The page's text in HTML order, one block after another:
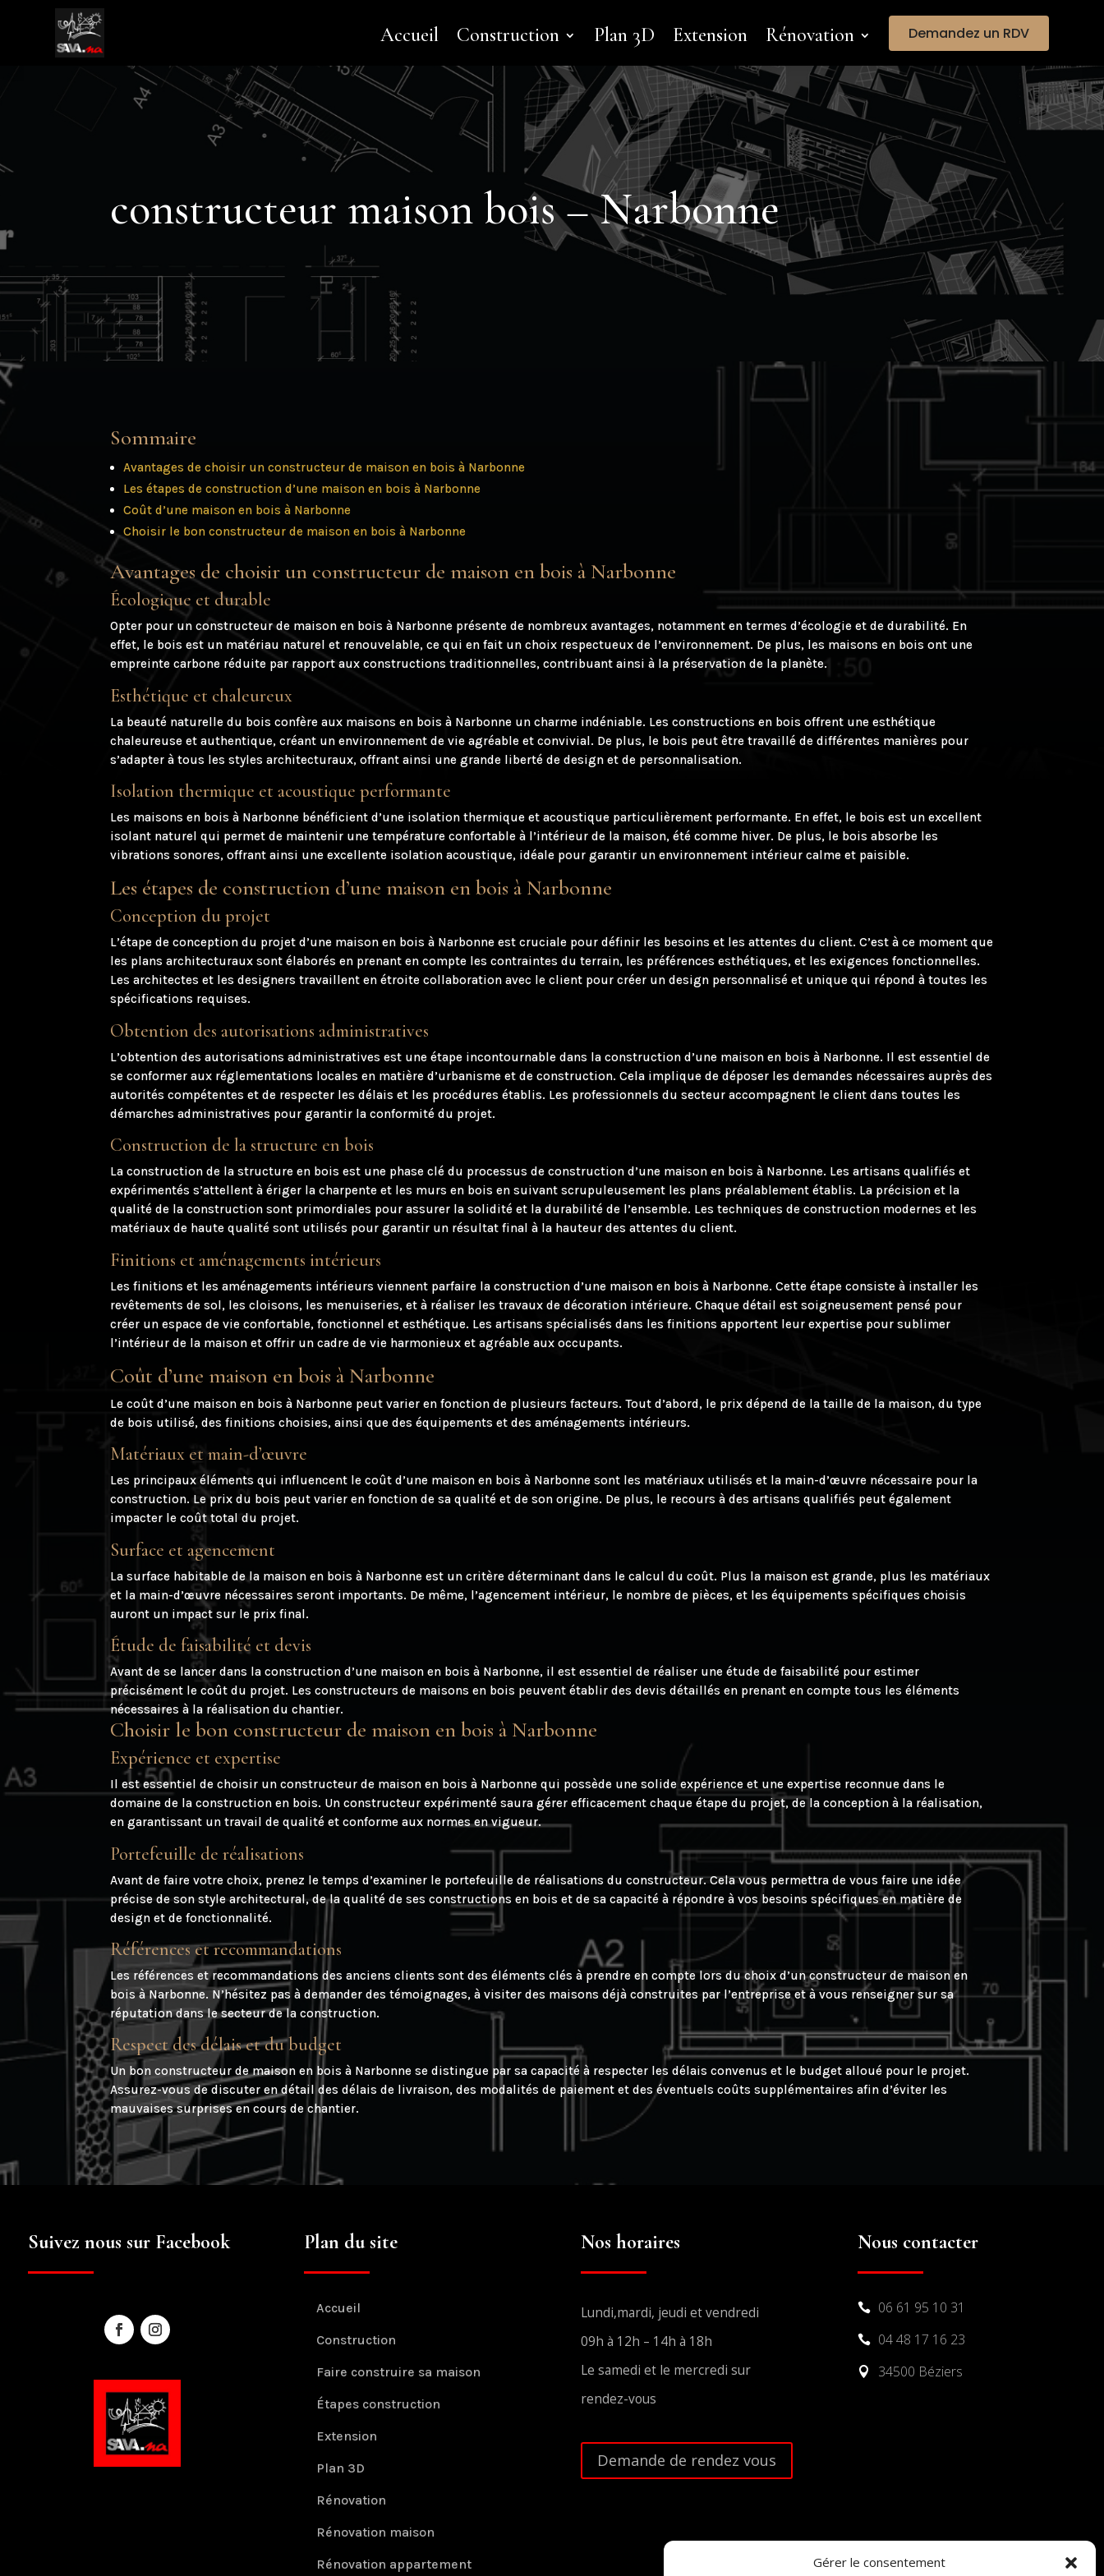
Gérer le consentement
Accueil Construction Plan 3D Extension Rénovation Demandez un RDV
constructeur maison bois – Narbonne
Sommaire
Avantages de choisir un constructeur de maison en bois à Narbonne
Les étapes de construction d’une maison en bois à Narbonne
Coût d’une maison en bois à Narbonne
Choisir le bon constructeur de maison en bois à Narbonne
Avantages de choisir un constructeur de maison en bois à Narbonne
Écologique et durable
Opter pour un constructeur de maison en bois à Narbonne présente de nombreux avantages, notamment en termes d’écologie et de durabilité. En
effet, le bois est un matériau naturel et renouvelable, ce qui en fait un choix respectueux de l’environnement. De plus, les maisons en bois ont une
empreinte carbone réduite par rapport aux constructions traditionnelles, contribuant ainsi à la préservation de la planète.
Esthétique et chaleureux
La beauté naturelle du bois confère aux maisons en bois à Narbonne un charme indéniable. Les constructions en bois offrent une esthétique
chaleureuse et authentique, créant un environnement de vie agréable et convivial. De plus, le bois peut être travaillé de différentes manières pour
s’adapter à tous les styles architecturaux, offrant ainsi une grande liberté de design et de personnalisation.
Isolation thermique et acoustique performante
Les maisons en bois à Narbonne bénéficient d’une isolation thermique et acoustique particulièrement performante. En effet, le bois est un excellent
isolant naturel qui permet de maintenir une température confortable à l’intérieur de la maison, été comme hiver. De plus, le bois absorbe les
vibrations sonores, offrant ainsi une excellente isolation acoustique, idéale pour garantir un environnement intérieur calme et paisible.
Les étapes de construction d’une maison en bois à Narbonne
Conception du projet
L’étape de conception du projet d’une maison en bois à Narbonne est cruciale pour définir les besoins et les attentes du client. C’est à ce moment que
les plans architecturaux sont élaborés en prenant en compte les contraintes du terrain, les préférences esthétiques, et les exigences fonctionnelles.
Les architectes et les designers travaillent en étroite collaboration avec le client pour créer un design personnalisé et unique qui répond à toutes les
spécifications requises.
Obtention des autorisations administratives
L’obtention des autorisations administratives est une étape incontournable dans la construction d’une maison en bois à Narbonne. Il est essentiel de
se conformer aux réglementations locales en matière d’urbanisme et de construction. Cela implique de déposer les demandes nécessaires auprès des
autorités compétentes et de respecter les délais et les procédures établis. Les professionnels du secteur accompagnent le client dans toutes les
démarches administratives pour garantir la conformité du projet.
Construction de la structure en bois
La construction de la structure en bois est une phase clé du processus de construction d’une maison en bois à Narbonne. Les artisans qualifiés et
expérimentés s’attellent à ériger la charpente et les murs en bois en suivant scrupuleusement les plans préalablement établis. La précision et la
qualité de la construction sont primordiales pour assurer la solidité et la durabilité de l’ensemble. Les techniques de construction modernes et les
matériaux de haute qualité sont utilisés pour garantir un résultat final à la hauteur des attentes du client.
Finitions et aménagements intérieurs
Les finitions et les aménagements intérieurs viennent parfaire la construction d’une maison en bois à Narbonne. Cette étape consiste à installer les
revêtements de sol, les cloisons, les menuiseries, et à réaliser les travaux de décoration intérieure. Chaque détail est soigneusement pensé pour
créer un espace de vie confortable, fonctionnel et esthétique. Les artisans spécialisés dans les finitions apportent leur expertise pour sublimer
l’intérieur de la maison et offrir un cadre de vie harmonieux et agréable aux occupants.
Coût d’une maison en bois à Narbonne
Le coût d’une maison en bois à Narbonne peut varier en fonction de plusieurs facteurs. Tout d’abord, le prix dépend de la taille de la maison, du type
de bois utilisé, des finitions choisies, ainsi que des équipements et des aménagements intérieurs.
Matériaux et main-d’œuvre
Les principaux éléments qui influencent le coût d’une maison en bois à Narbonne sont les matériaux utilisés et la main-d’œuvre nécessaire pour la
construction. Le prix du bois peut varier en fonction de sa qualité et de son origine. De plus, le recours à des artisans qualifiés peut également
impacter le coût total du projet.
Surface et agencement
La surface habitable de la maison en bois à Narbonne est un critère déterminant dans le calcul du coût. Plus la maison est grande, plus les matériaux
et la main-d’œuvre nécessaires seront importants. De même, l’agencement intérieur, le nombre de pièces, et les équipements spécifiques choisis
auront un impact sur le prix final.
Étude de faisabilité et devis
Avant de se lancer dans la construction d’une maison en bois à Narbonne, il est essentiel de réaliser une étude de faisabilité pour estimer
précisément le coût du projet. Les constructeurs de maisons en bois peuvent établir des devis détaillés en prenant en compte tous les éléments
nécessaires à la réalisation du chantier.
Choisir le bon constructeur de maison en bois à Narbonne
Expérience et expertise
Il est essentiel de choisir un constructeur de maison en bois à Narbonne qui possède une solide expérience et une expertise reconnue dans le
domaine de la construction en bois. Un constructeur expérimenté saura gérer efficacement chaque étape du projet, de la conception à la réalisation,
en garantissant un travail de qualité et conforme aux normes en vigueur.
Portefeuille de réalisations
Avant de faire votre choix, prenez le temps d’examiner le portefeuille de réalisations du constructeur. Cela vous permettra de vous faire une idée
précise de son style architectural, de la qualité de ses constructions en bois et de sa capacité à répondre à vos besoins spécifiques en matière de
design et de fonctionnalité.
Références et recommandations
Les références et recommandations des anciens clients sont des éléments clés à prendre en compte lors du choix d’un constructeur de maison en
bois à Narbonne. N’hésitez pas à demander des témoignages, à visiter des maisons déjà construites par l’entreprise et à vous renseigner sur sa
réputation dans le secteur de la construction.
Respect des délais et du budget
Un bon constructeur de maison en bois à Narbonne se distingue par sa capacité à respecter les délais convenus et le budget alloué pour le projet.
Assurez-vous de discuter en détail des délais de livraison, des modalités de paiement et des éventuels coûts supplémentaires afin d’éviter les
mauvaises surprises en cours de chantier.
Suivez nous sur Facebook Plan du site
Accueil
Construction
Faire construire sa maison
Étapes construction
Extension
Plan 3D
Rénovation
Rénovation maison
Rénovation appartement
Nos horaires
Lundi,mardi, jeudi et vendredi
09h à 12h – 14h à 18h
Le samedi et le mercredi sur
rendez-vous
Demande de rendez vous
Nous contacter
 06 61 95 10 31
 04 48 17 16 23
 34500 Béziers